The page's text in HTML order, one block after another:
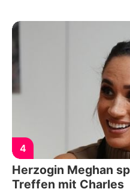
4
Herzogin Meghan
Treffen mit Charles